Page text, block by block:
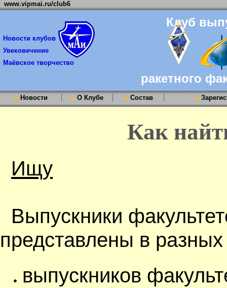
www.vipmai.ru/club6
Новости клубов
Увековечение
Маёвское творчество
Клуб
ракетного
Новости О Клубе Состав
Как
Ищу
Выпускники
представлены в разных
выпускников